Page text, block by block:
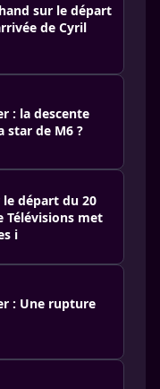
sur le départ
de Cyril
: la descente
star de M6 ?
le départ du 20
Télévisions met
i
: Une rupture